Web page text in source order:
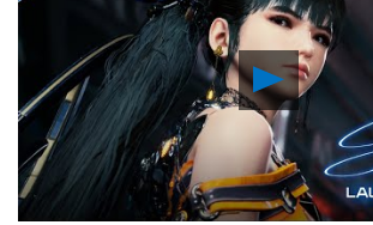
Video
abspielen